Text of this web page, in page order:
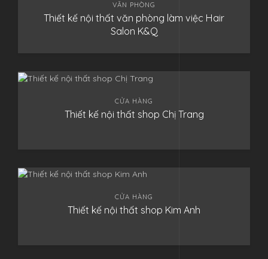
VĂN PHÒNG
Thiết kế nội thất văn phòng làm việc Hair
Salon K&Q
CỬA HÀNG
Thiết kế nội thất shop Chị Trang
CỬA HÀNG
Thiết kế nội thất shop Kim Anh